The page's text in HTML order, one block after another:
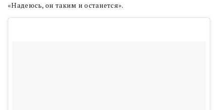
«Надеюсь, он таким и останется».